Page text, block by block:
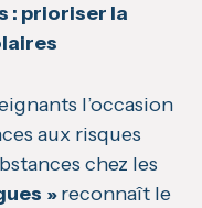
: prioriser la
l’occasion
aux risques
chez les
»reconnaît le